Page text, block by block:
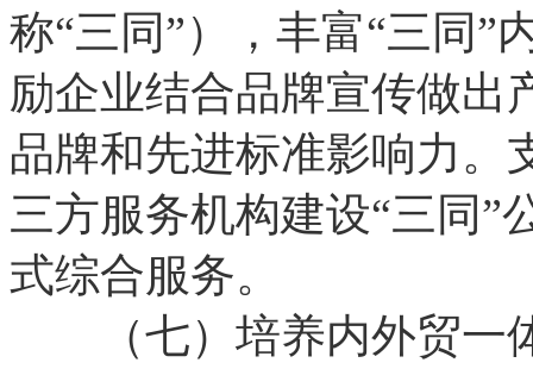
称“三同”），丰富“三同”
励企业结合品牌宣传做出
品牌和先进标准影响力。
三方服务机构建设“三同”
式综合服务。
（七）培养内外贸一